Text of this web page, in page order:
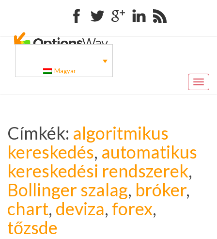
FacebookTwitter Google+Linkedin RSS
Magyar
Toggle
Címkék: algoritmikus
kereskedés, automatikus
kereskedési rendszerek,
Bollinger szalag, bróker,
chart, deviza, forex,
tőzsde